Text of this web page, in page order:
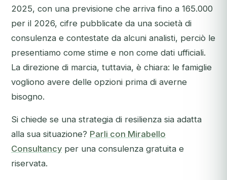
2025, con una previsione che arriva fino a 165.000
per il 2026, cifre pubblicate da una società di
consulenza e contestate da alcuni analisti, perciò le
presentiamo come stime e non come dati ufficiali.
La direzione di marcia, tuttavia, è chiara: le famiglie
vogliono avere delle opzioni prima di averne
bisogno.
Si chiede se una strategia di resilienza sia adatta
alla sua situazione? Parli con Mirabello
Consultancy per una consulenza gratuita e
riservata.